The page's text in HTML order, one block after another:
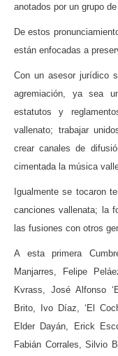
anotados por un grupo
De estos
están enfocadas a
Con un asesor jurídico
agremiación, ya sea
estatutos y
vallenato; trabajar
crear canales de
cimentada la música
Igualmente se tocaron
canciones vallenata; la
las fusiones con otros
A esta primera
Manjarres, Felipe
Kvrass, José Alfonso
Brito, Ivo Díaz, ‘El
Elder Dayán, Erick
Fabián Corrales, Silvio